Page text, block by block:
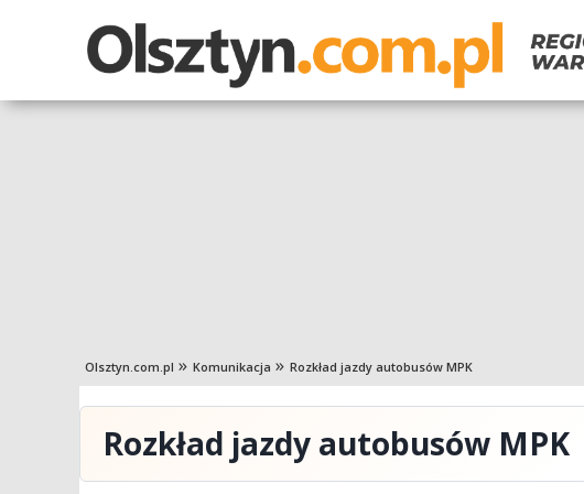
Olsztyn.com.pl Komunikacja Rozkład jazdy autobusów MPK
Rozkład jazdy autobusów MPK